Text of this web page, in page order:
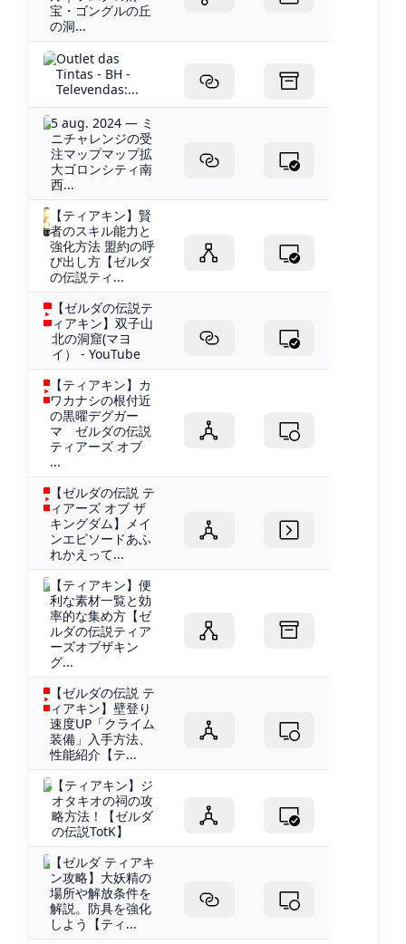
宝・ゴングルの丘
の洞...
Outlet das
Tintas - BH -
Televendas:...
5 aug. 2024 — ミ
ニチャレンジの受
注マップマップ拡
大ゴロンシティ南
西...
【ティアキン】賢
者のスキル能力と
強化方法 盟約の呼
び出し方【ゼルダ
の伝説ティ...
【ゼルダの伝説テ
ィアキン】双子山
北の洞窟(マヨ
イ） - YouTube
【ティアキン】カ
ワカナシの根付近
の黒曜デグガー
マ ゼルダの伝説
ティアーズ オブ
...
【ゼルダの伝説 テ
ィアーズ オブ ザ
キングダム】メイ
ンエピソードあふ
れかえって...
【ティアキン】便
利な素材一覧と効
率的な集め方【ゼ
ルダの伝説ティア
ーズオブザキン
グ...
【ゼルダの伝説 テ
ィアキン】壁登り
速度UP「クライム
装備」入手方法、
性能紹介【テ...
【ティアキン】ジ
オタキオの祠の攻
略方法！【ゼルダ
の伝説TotK】
【ゼルダ ティアキ
ン攻略】大妖精の
場所や解放条件を
解説。防具を強化
しよう【ティ...